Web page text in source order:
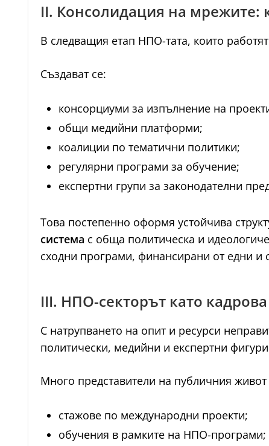
II. Консолидация на мрежите:
В следващия етап НПО-тата, които
Създават се:
консорциуми за изпълнение на
общи медийни платформи;
коалиции по тематични политики;
регулярни програми за обучение;
експертни групи за законодателни
Това постепенно оформя устойчива
система с обща политическа и
сходни програми, финансирани от едни
III. НПО-секторът като кадрова
С натрупването на опит и ресурси
политически, медийни и експертни
Много представители на публичния
стажове по международни проекти;
обучения в рамките на НПО-програми;